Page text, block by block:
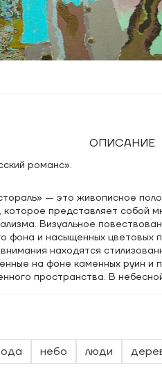
ОПИСАНИЕ
романс».
— это живописное
которое представляет собой
Визуальное
фона и насыщенных цветовых
находятся
на фоне каменных руин и
пространства. В
жанры.
ощущение зыбкого сна или
небо люди